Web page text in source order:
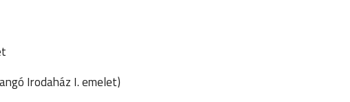
Irodaház I. emelet)